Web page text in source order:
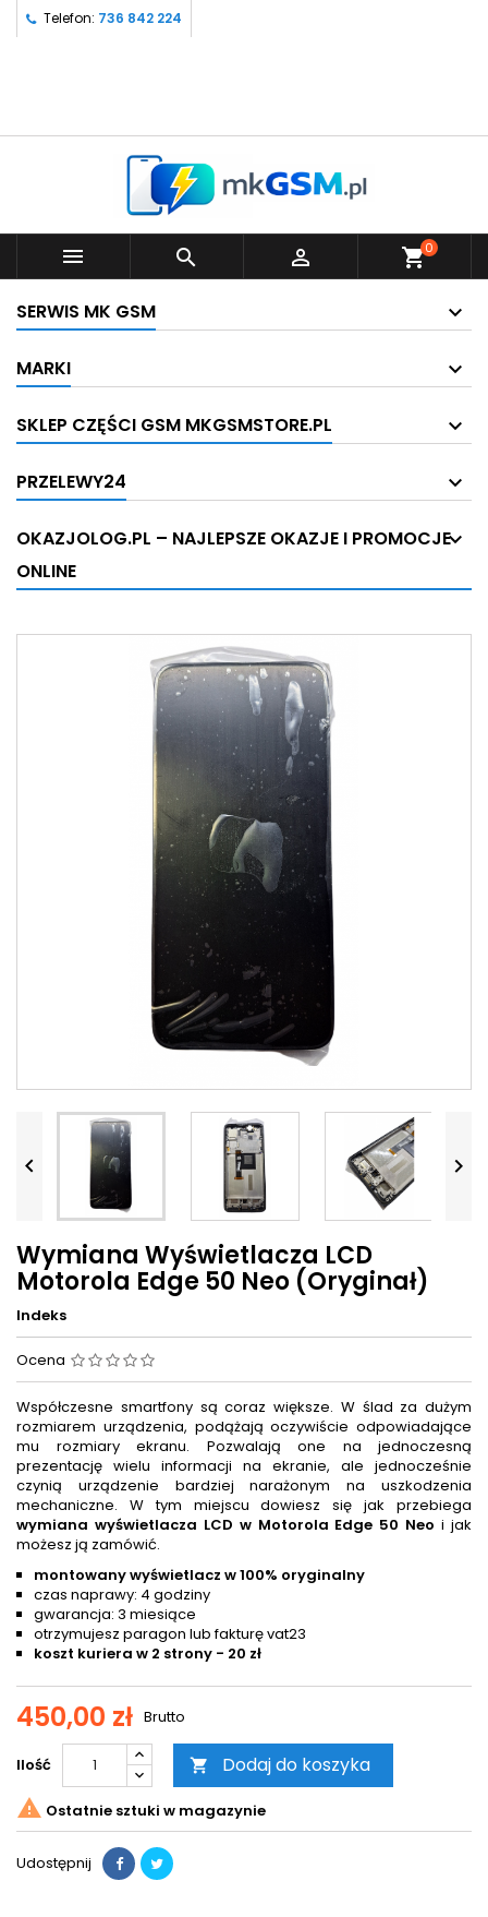
Telefon: 736 842 224
   shopping_cart0
SERWIS MK GSM
MARKI
SKLEP CZĘŚCI GSM MKGSMSTORE.PL
PRZELEWY24
OKAZJOLOG.PL – NAJLEPSZE OKAZJE I PROMOCJE
ONLINE
 
Wymiana Wyświetlacza LCD
Motorola Edge 50 Neo (Oryginał)
Indeks
Ocena
Współczesne smartfony są coraz większe. W ślad za dużym
rozmiarem urządzenia, podążają oczywiście odpowiadające
mu rozmiary ekranu. Pozwalają one na jednoczesną
prezentację wielu informacji na ekranie, ale jednocześnie
czynią urządzenie bardziej narażonym na uszkodzenia
mechaniczne. W tym miejscu dowiesz się jak przebiega
wymiana wyświetlacza LCD w Motorola Edge 50 Neoi jak
możesz ją zamówić.
montowany wyświetlacz w 100% oryginalny
czas naprawy: 4 godziny
gwarancja: 3 miesiące
otrzymujesz paragon lub fakturę vat23
koszt kuriera w 2 strony - 20 zł
450,00 zł Brutto
Ilość  Dodaj do koszyka
 Ostatnie sztuki w magazynie
Udostępnij